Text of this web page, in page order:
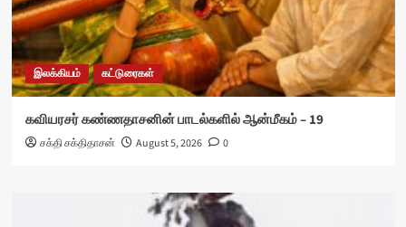
இலக்கியம் கட்டுரைகள்
கவியரசர் கண்ணதாசனின் பாடல்களில் ஆன்மீகம் – 19
சக்தி சக்திதாசன் August 5, 2026 0